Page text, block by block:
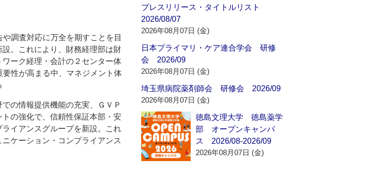
調査対応に万全を期すことを目
。これにより、財務経理部は財
ーク経理・会計の２センター体
性が高まる中、マネジメント体
の情報提供機能の充実、ＧＶＰ
の強化で、信頼性保証本部・安
イアンスグループを新設。これ
ケーション・コンプライアンス
プレスリリース・タイトルリスト
2026/08/07
2026年08月07日 (金)
日本プライマリ・ケア連合学会 研修
会 2026/09
2026年08月07日 (金)
埼玉県病院薬剤師会 研修会 2026/09
2026年08月07日 (金)
徳島文理大学 徳島薬学
部 オープンキャンパ
ス 2026/08-2026/09
2026年08月07日 (金)